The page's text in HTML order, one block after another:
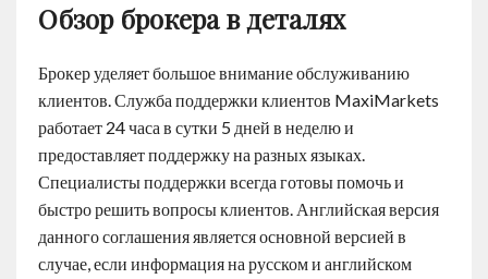
Обзор брокера в деталях
Брокер уделяет большое внимание обслуживанию
клиентов. Служба поддержки клиентов MaxiMarkets
работает 24 часа в сутки 5 дней в неделю и
предоставляет поддержку на разных языках.
Специалисты поддержки всегда готовы помочь и
быстро решить вопросы клиентов. Английская версия
данного соглашения является основной версией в
случае, если информация на русском и английском